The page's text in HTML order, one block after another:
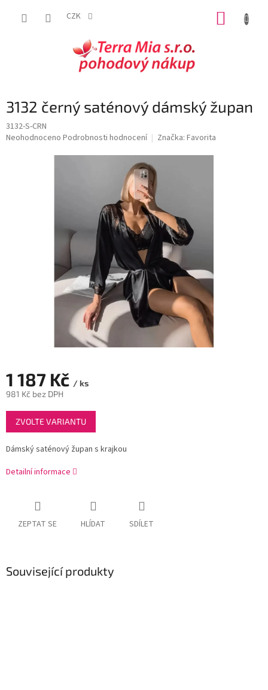
CZK
3132 černý saténový dámský župan
3132-S-CRN
Průměrné
Neohodnoceno Podrobnosti hodnocení Značka: Favorita
1 187 Kč / ks
981 Kč bez DPH
Měrná
cena:
ZVOLTE VARIANTU
Dámský saténový župan s krajkou
Detailní informace
ZEPTAT SE HLÍDAT SDÍLET
Související produkty